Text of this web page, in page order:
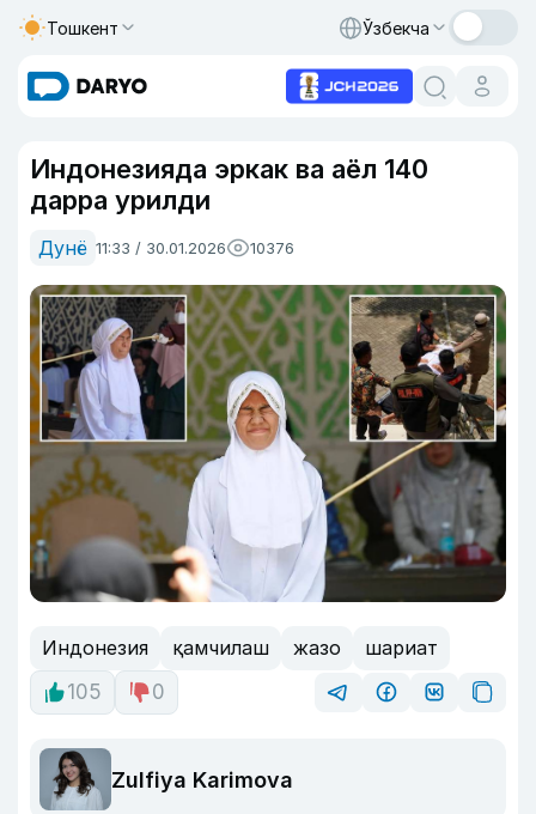
Тошкент Ўзбекча
Индонезияда эркак ва аёл 140
дарра урилди
Дунё 11:33 / 30.01.2026 10376
Индонезия қамчилаш жазо
шариат
105
0
Zulfiya Karimova